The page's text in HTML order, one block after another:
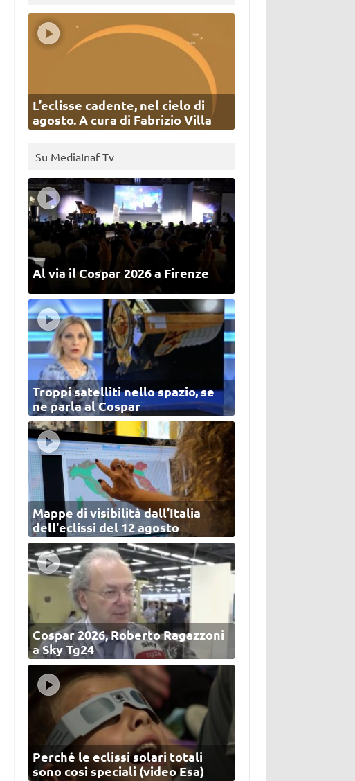
L’eclisse cadente, nel cielo di
agosto. A cura di Fabrizio Villa
Su MediaInaf Tv
Al via il Cospar 2026 a Firenze
Troppi satelliti nello spazio, se
ne parla al Cospar
Mappe di visibilità dall’Italia
dell'eclissi del 12 agosto
Cospar 2026, Roberto Ragazzoni
a Sky Tg24
Perché le eclissi solari totali
sono così speciali (video Esa)